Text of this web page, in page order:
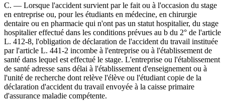
C. ― Lorsque l'accident survient par le fait ou à l'occasion du stage
en entreprise ou, pour les étudiants en médecine, en chirurgie
dentaire ou en pharmacie qui n'ont pas un statut hospitalier, du stage
hospitalier effectué dans les conditions prévues au b du 2° de l'article
L. 412-8, l'obligation de déclaration de l'accident du travail instituée
par l'article L. 441-2 incombe à l'entreprise ou à l'établissement de
santé dans lequel est effectué le stage. L'entreprise ou l'établissement
de santé adresse sans délai à l'établissement d'enseignement ou à
l'unité de recherche dont relève l'élève ou l'étudiant copie de la
déclaration d'accident du travail envoyée à la caisse primaire
d'assurance maladie compétente.